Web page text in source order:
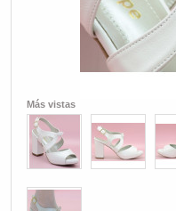
Más vistas